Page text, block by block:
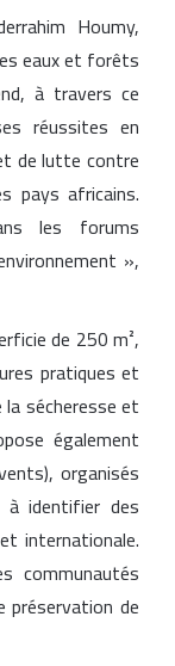
Houmy,
eaux et forêts
à travers ce
réussites en
de lutte contre
pays africains.
les forums
»,
de 250 m²,
pratiques et
sécheresse et
également
organisés
à identifier des
internationale.
communautés
de